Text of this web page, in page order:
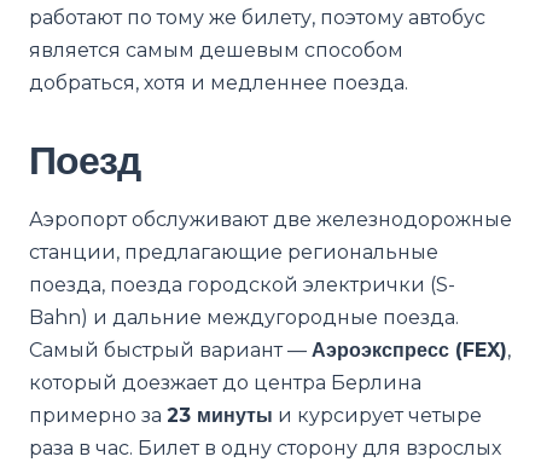
работают по тому же билету, поэтому автобус
является самым дешевым способом
добраться, хотя и медленнее поезда.
Поезд
Аэропорт обслуживают две железнодорожные
станции, предлагающие региональные
поезда, поезда городской электрички (S-
Bahn) и дальние междугородные поезда.
Самый быстрый вариант — Аэроэкспресс (FEX),
который доезжает до центра Берлина
примерно за 23 минуты и курсирует четыре
раза в час. Билет в одну сторону для взрослых